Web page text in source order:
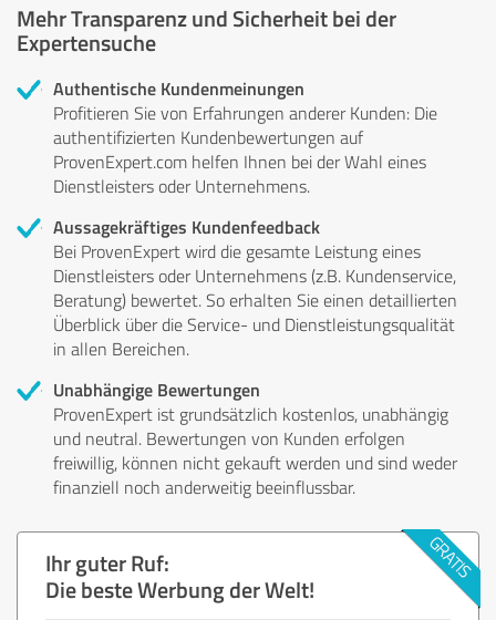
Mehr Transparenz und Sicherheit bei der
Expertensuche
Authentische Kundenmeinungen
Profitieren Sie von Erfahrungen anderer Kunden: Die
authentifizierten Kundenbewertungen auf
ProvenExpert.com helfen Ihnen bei der Wahl eines
Dienstleisters oder Unternehmens.
Aussagekräftiges Kundenfeedback
Bei ProvenExpert wird die gesamte Leistung eines
Dienstleisters oder Unternehmens (z.B. Kundenservice,
Beratung) bewertet. So erhalten Sie einen detaillierten
Überblick über die Service- und Dienstleistungsqualität
in allen Bereichen.
Unabhängige Bewertungen
ProvenExpert ist grundsätzlich kostenlos, unabhängig
und neutral. Bewertungen von Kunden erfolgen
freiwillig, können nicht gekauft werden und sind weder
finanziell noch anderweitig beeinflussbar.
Ihr guter Ruf:
Die beste Werbung der Welt!